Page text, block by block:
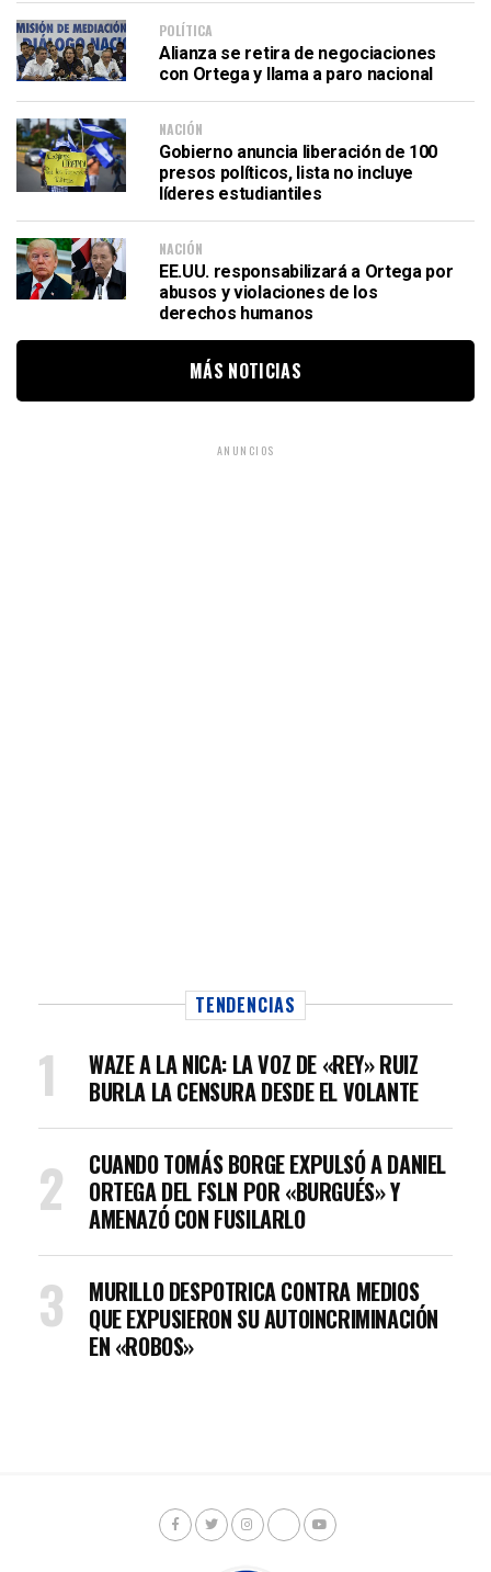
POLÍTICA
Alianza se retira de negociaciones
con Ortega y llama a paro nacional
NACIÓN
Gobierno anuncia liberación de 100
presos políticos, lista no incluye
líderes estudiantiles
NACIÓN
EE.UU. responsabilizará a Ortega por
abusos y violaciones de los
derechos humanos
MÁS NOTICIAS
ANUNCIOS
TENDENCIAS
WAZE A LA NICA: LA VOZ DE «REY» RUIZ
BURLA LA CENSURA DESDE EL VOLANTE
CUANDO TOMÁS BORGE EXPULSÓ A DANIEL
ORTEGA DEL FSLN POR «BURGUÉS» Y
AMENAZÓ CON FUSILARLO
MURILLO DESPOTRICA CONTRA MEDIOS
QUE EXPUSIERON SU AUTOINCRIMINACIÓN
EN «ROBOS»